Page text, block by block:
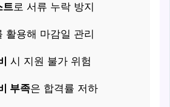
트로 서류 누락 방지
활용해 마감일 관리
시 지원 불가 위험
부족은 합격률 저하